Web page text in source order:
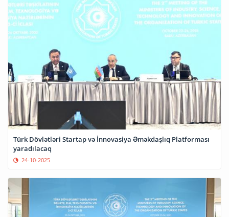
Türk Dövlətləri Startap və İnnovasiya Əməkdaşlıq Platforması
yaradılacaq
24-10-2025